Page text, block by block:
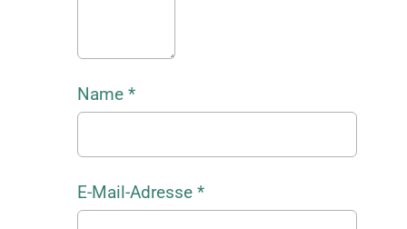
Name *
E-Mail-Adresse *